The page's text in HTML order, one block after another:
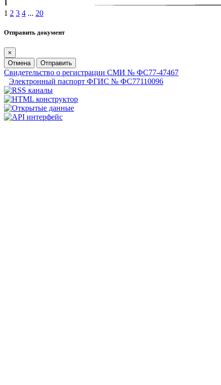
1 2 3 4 ... 20
Отправить документ
×
Отмена
Отправить
Свидетельство о регистрации СМИ № ФС77-47467
Электронный паспорт ФГИС № ФС77110096